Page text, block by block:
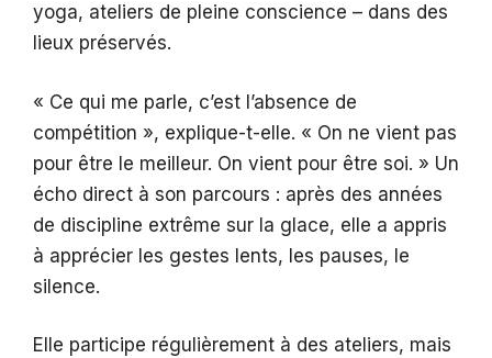
yoga, ateliers de pleine conscience – dans des
lieux préservés.
« Ce qui me parle, c’est l’absence de
compétition », explique-t-elle. « On ne vient pas
pour être le meilleur. On vient pour être soi. » Un
écho direct à son parcours : après des années
de discipline extrême sur la glace, elle a appris
à apprécier les gestes lents, les pauses, le
silence.
Elle participe régulièrement à des ateliers, mais